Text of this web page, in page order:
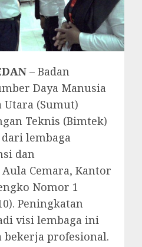
– Badan
Daya Manusia
Utara (Sumut)
Teknis (Bimtek)
lembaga
dan
Cemara, Kantor
Nomor 1
Peningkatan
visi lembaga ini
bekerja profesional.